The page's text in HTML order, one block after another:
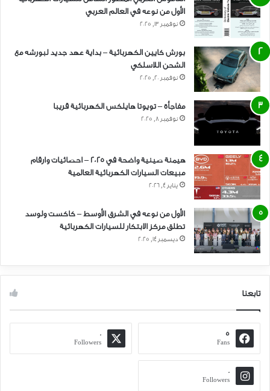
الأول من نوعه في العالم العربي
نوفمبر 13, 2025
بورش كايين الكهربائية – بداية عهد جديد لبورشه مع
الشحن اللاسلكي
نوفمبر 20, 2025
مفاجأة – تويوتا هايلكس الكهربائية قريبا
نوفمبر 8, 2025
هيمنة صينية واضحة في 2025 – احصائيات وارقام
مبيعات السيارات الكهربائية العالمية
يناير 4, 2026
الأول من نوعه في الشرق الأوسط – كاكست ولوسد
تطلق مركز الابتكار للسيارات الكهربائية
ديسمبر 14, 2025
تابعنا
5
Fans
0
Followers
0
Followers